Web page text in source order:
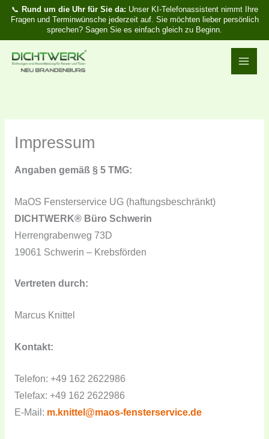
📞 Rund um die Uhr für Sie da: Unser KI-Telefonassistent nimmt Ihre
Fragen und Terminwünsche jederzeit auf. Sie möchten lieber persönlich
sprechen? Sagen Sie es einfach gleich zu Beginn.
Zum
Inhalt
springen
Impressum
Angaben gemäß § 5 TMG:
MaOS Fensterservice UG (haftungsbeschränkt)
DICHTWERK® Büro Schwerin
Herrengrabenweg 73D
19061 Schwerin – Krebsförden
Vertreten durch:
Marcus Knittel
Kontakt:
Telefon: +49 162 2622986
Telefax: +49 162 2622986
E-Mail: m.knittel@maos-fensterservice.de
Funktional
Vorlieben
Statistiken
Marketing